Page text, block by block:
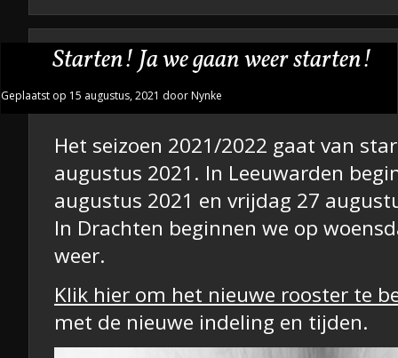
Starten! Ja we gaan weer starten!
Geplaatst op 15 augustus, 2021 door Nynke
Het seizoen 2021/2022 gaat van
augustus 2021. In Leeuwarden
augustus 2021 en vrijdag 27
In Drachten beginnen we op
weer.
Klik hier om het nieuwe rooster te
met de nieuwe indeling en tijden.